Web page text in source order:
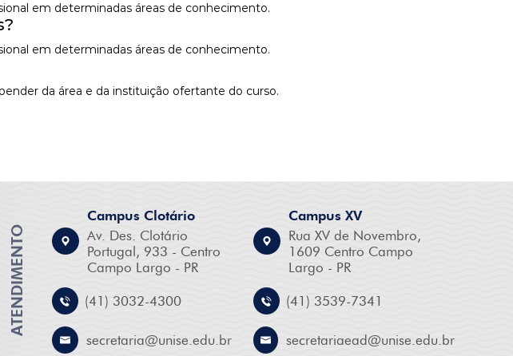
em determinadas áreas de conhecimento.
em determinadas áreas de conhecimento.
da área e da instituição ofertante do curso.
ATENDIMENTO
Campus Clotário
Av. Des. Clotário
Portugal, 933 - Centro
Campo Largo - PR
(41) 3032-4300
secretaria@unise.edu.br
Campus XV
Rua XV de Novembro,
1609 Centro Campo
Largo - PR
(41) 3539-7341
secretariaead@unise.edu.br